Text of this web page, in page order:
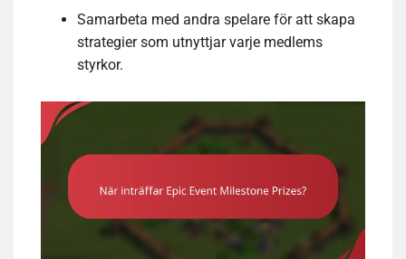
Samarbeta med andra spelare för att skapa
strategier som utnyttjar varje medlems
styrkor.